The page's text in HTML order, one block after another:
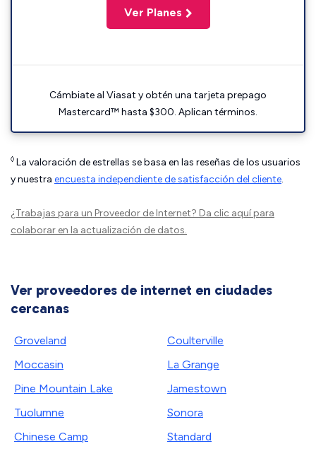
Ver Planes
Cámbiate al Viasat y obtén una tarjeta prepago
Mastercard™ hasta $300. Aplican términos.
◊ La valoración de estrellas se basa en las reseñas de los usuarios
y nuestra encuesta independiente de satisfacción del cliente.
¿Trabajas para un Proveedor de Internet? Da clic aquípara
colaborar en la actualización de datos.
Ver proveedores de internet en ciudades
cercanas
Groveland
Moccasin
Pine Mountain Lake
Tuolumne
Chinese Camp
Coulterville
La Grange
Jamestown
Sonora
Standard